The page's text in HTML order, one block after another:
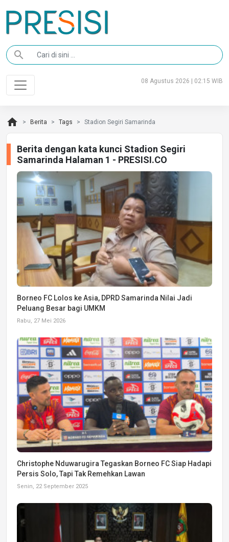
search
08 Agustus 2026 | 02:15 WIB
home Berita Tags Stadion Segiri Samarinda
Berita dengan kata kunci Stadion Segiri
Samarinda Halaman 1 - PRESISI.CO
Borneo FC Lolos ke Asia, DPRD Samarinda Nilai Jadi
Peluang Besar bagi UMKM
Rabu, 27 Mei 2026
Christophe Nduwarugira Tegaskan Borneo FC Siap Hadapi
Persis Solo, Tapi Tak Remehkan Lawan
Senin, 22 September 2025